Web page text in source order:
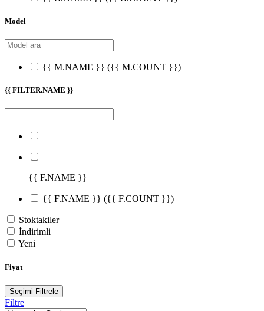
Model
{{ M.NAME }} ({{ M.COUNT }})
{{ FILTER.NAME }}
{{ F.NAME }}
{{ F.NAME }} ({{ F.COUNT }})
Stoktakiler
İndirimli
Yeni
Fiyat
Seçimi Filtrele
Filtre